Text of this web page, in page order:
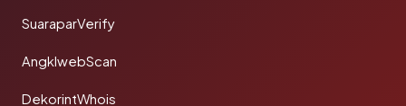
SuaraparVerify
AngklwebScan
DekorintWhois